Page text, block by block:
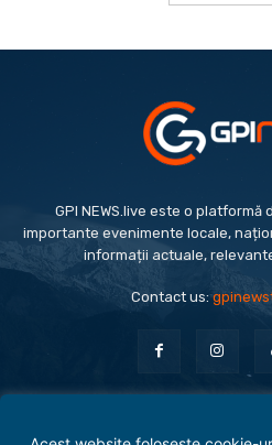
GPI NEWS.live este o
importante evenimente locale,
informații actuale,
Contact us: